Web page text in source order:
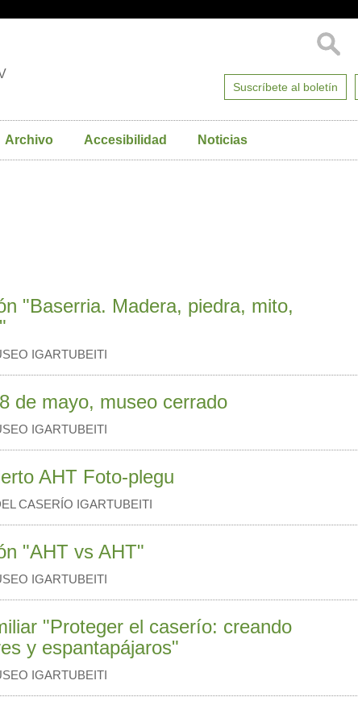
Suscríbete al boletín
Archivo Accesibilidad Noticias
"Baserria. Madera, piedra, mito,
IGARTUBEITI
de mayo, museo cerrado
IGARTUBEITI
AHT Foto-plegu
CASERÍO IGARTUBEITI
"AHT vs AHT"
IGARTUBEITI
"Proteger el caserío: creando
y espantapájaros"
IGARTUBEITI